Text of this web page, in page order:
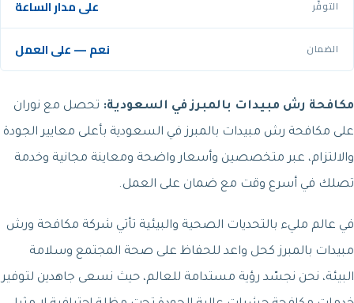
التوفّر على مدار الساعة
الضمان نعم — على العمل
مكافحة رش مبيدات بالمبرز في السعودية: تحصل مع نوران
على مكافحة رش مبيدات بالمبرز في السعودية بأعلى معايير الجودة
والالتزام، عبر متخصصين وأسعار واضحة ومعاينة مجانية وخدمة
تصلك في أسرع وقت مع ضمان على العمل.
في عالم مليء بالتحديات الصحية والبيئية تأتي شركة مكافحة ورش
مبيدات بالمبرز كحل واعد للحفاظ على صحة المجتمع وسلامة
البيئة، نحن نجسّد رؤية مستدامة للعالم، حيث نسعى جاهدين لتوفير